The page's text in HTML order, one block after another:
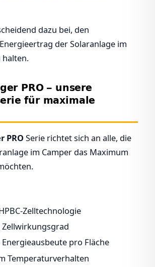
dazu bei, den
der Solaranlage im
halten.
PRO – unsere
für maximale
PRO Serie richtet sich an alle, die
im Camper das Maximum
Zelltechnologie
Zellwirkungsgrad
pro Fläche
Temperaturverhalten